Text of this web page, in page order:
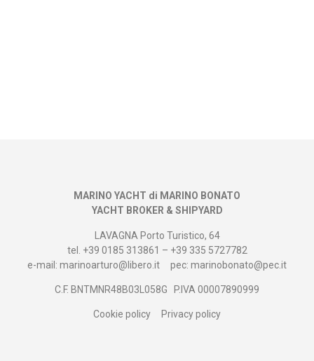
MARINO YACHT di MARINO BONATO
YACHT BROKER & SHIPYARD
LAVAGNA Porto Turistico, 64
tel. +39 0185 313861 – +39 335 5727782
e-mail: marinoarturo@libero.it
pec: marinobonato@pec.it
C.F. BNTMNR48B03L058G P.IVA 00007890999
Cookie policy Privacy policy